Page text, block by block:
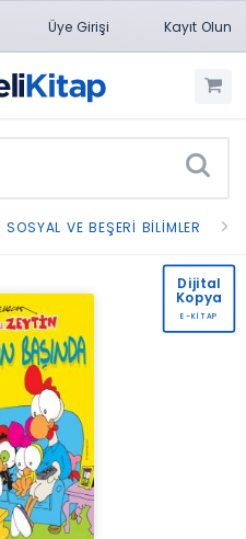
Üye Girişi Kayıt Olun
SOSYAL VE BEŞERI BILIMLER
Dijital
Kopya
E-KİTAP